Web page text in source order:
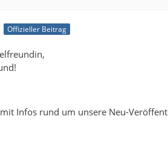
Offizieller Beitrag
Infos rund um unsere Neu-